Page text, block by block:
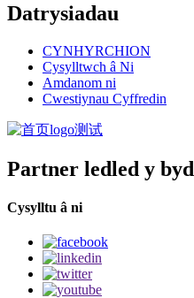
Datrysiadau
CYNHYRCHION
Cysylltwch â Ni
Amdanom ni
Cwestiynau Cyffredin
Partner ledled y byd
Cysylltu â ni